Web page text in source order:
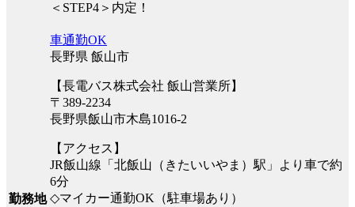
＜STEP4＞内定！
勤務地
車通勤OK
長野県 飯山市
【長電バス株式会社 飯山営業所】
〒389-2234
長野県飯山市木島1016-2
【アクセス】
JR飯山線「北飯山（きたいいやま）駅」より車で約
6分
◇マイカー通勤OK（駐車場あり）